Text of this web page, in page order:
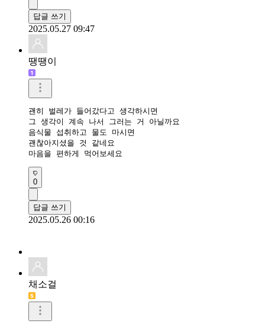
답글 쓰기
2025.05.27 09:47
땡땡이
괜히 벌레가 들어갔다고 생각하시면
그 생각이 계속 나서 그러는 거 아닐까요
음식물 섭취하고 물도 마시면
괜찮아지셨을 것 같네요
0
답글 쓰기
2025.05.26 00:16
채소걸